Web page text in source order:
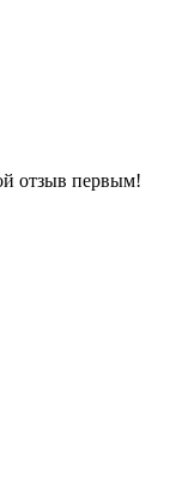
отзыв первым!